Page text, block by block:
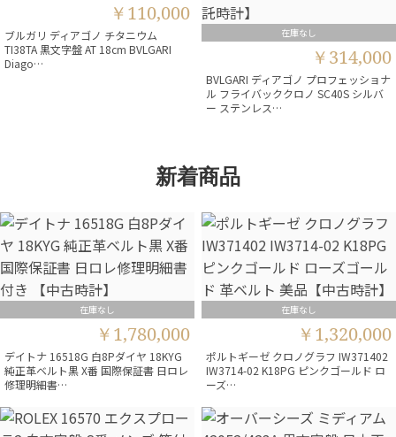
￥110,000
ブルガリ ディアゴノ チタニウム
TI38TA 黒文字盤 AT 18cm BVLGARI
Diago…
在庫なし
￥314,000
BVLGARI ディアゴノ プロフェッショナ
ル フライバッククロノ SC40S シルバ
ー ステンレス…
新着商品
在庫なし
￥1,780,000
デイトナ 16518G 白8Pダイヤ 18KYG
純正革ベルト黒 X番 国際保証書 日ロレ
修理明細書…
在庫なし
￥1,320,000
ポルトギーゼ クロノグラフ IW371402
IW3714-02 K18PG ピンクゴールド ロ
ーズ…